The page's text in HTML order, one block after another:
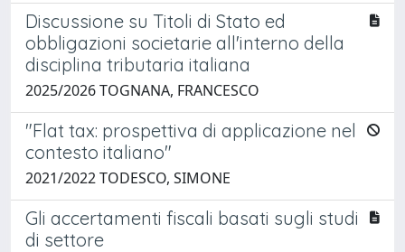
Discussione su Titoli di Stato ed
obbligazioni societarie all'interno della
disciplina tributaria italiana
2025/2026 TOGNANA, FRANCESCO
"Flat tax: prospettiva di applicazione nel
contesto italiano"
2021/2022 TODESCO, SIMONE
Gli accertamenti fiscali basati sugli studi
di settore